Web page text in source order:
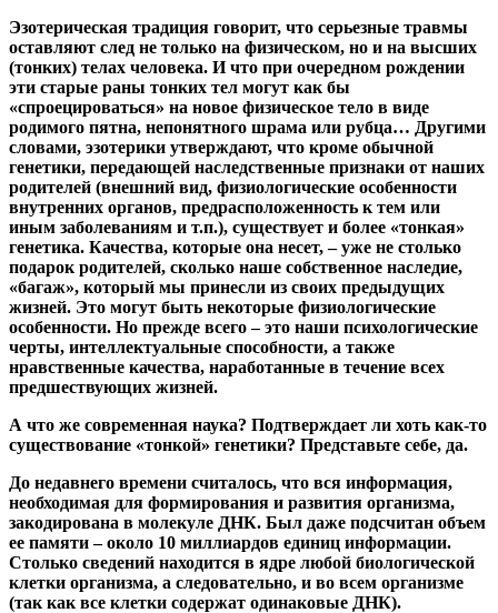
Эзотерическая традиция говорит, что серьезные травмы
оставляют след не только на физическом, но и на высших
(тонких) телах человека. И что при очередном рождении
эти старые раны тонких тел могут как бы
«спроецироваться» на новое физическое тело в виде
родимого пятна, непонятного шрама или рубца… Другими
словами, эзотерики утверждают, что кроме обычной
генетики, передающей наследственные признаки от наших
родителей (внешний вид, физиологические особенности
внутренних органов, предрасположенность к тем или
иным заболеваниям и т.п.), существует и более «тонкая»
генетика. Качества, которые она несет, – уже не столько
подарок родителей, сколько наше собственное наследие,
«багаж», который мы принесли из своих предыдущих
жизней. Это могут быть некоторые физиологические
особенности. Но прежде всего – это наши психологические
черты, интеллектуальные способности, а также
нравственные качества, наработанные в течение всех
предшествующих жизней.
А что же современная наука? Подтверждает ли хоть как-то
существование «тонкой» генетики? Представьте себе, да.
До недавнего времени считалось, что вся информация,
необходимая для формирования и развития организма,
закодирована в молекуле ДНК. Был даже подсчитан объем
ее памяти – около 10 миллиардов единиц информации.
Столько сведений находится в ядре любой биологической
клетки организма, а следовательно, и во всем организме
(так как все клетки содержат одинаковые ДНК).